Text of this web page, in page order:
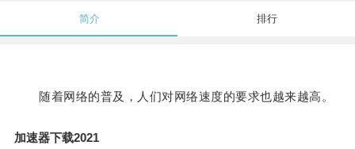
简介 排行
随着网络的普及，人们对网络速度的要求也越来越高。
加速器下载2021